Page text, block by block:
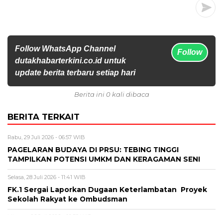
Follow WhatsApp Channel
dutakhabarterkini.co.id untuk
update berita terbaru setiap hari
Follow
Berita ini 0 kali dibaca
BERITA TERKAIT
Rabu, 29 Juli 2026 - 06:57 WIB
PAGELARAN BUDAYA DI PRSU: TEBING TINGGI
TAMPILKAN POTENSI UMKM DAN KERAGAMAN SENI
Selasa, 28 Juli 2026 - 11:41 WIB
FK.1 Sergai Laporkan Dugaan Keterlambatan Proyek
Sekolah Rakyat ke Ombudsman